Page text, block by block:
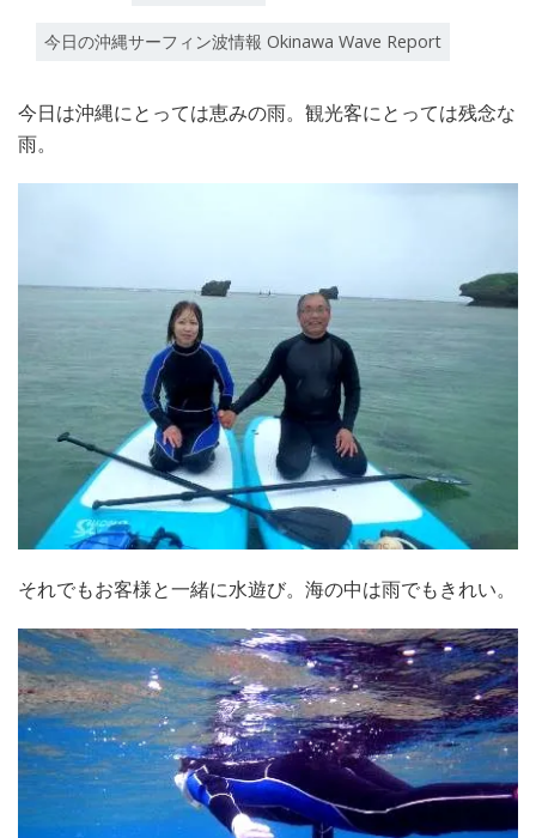
今日の沖縄サーフィン波情報 Okinawa Wave Report
今日は沖縄にとっては恵みの雨。観光客にとっては残念な
雨。
それでもお客様と一緒に水遊び。海の中は雨でもきれい。